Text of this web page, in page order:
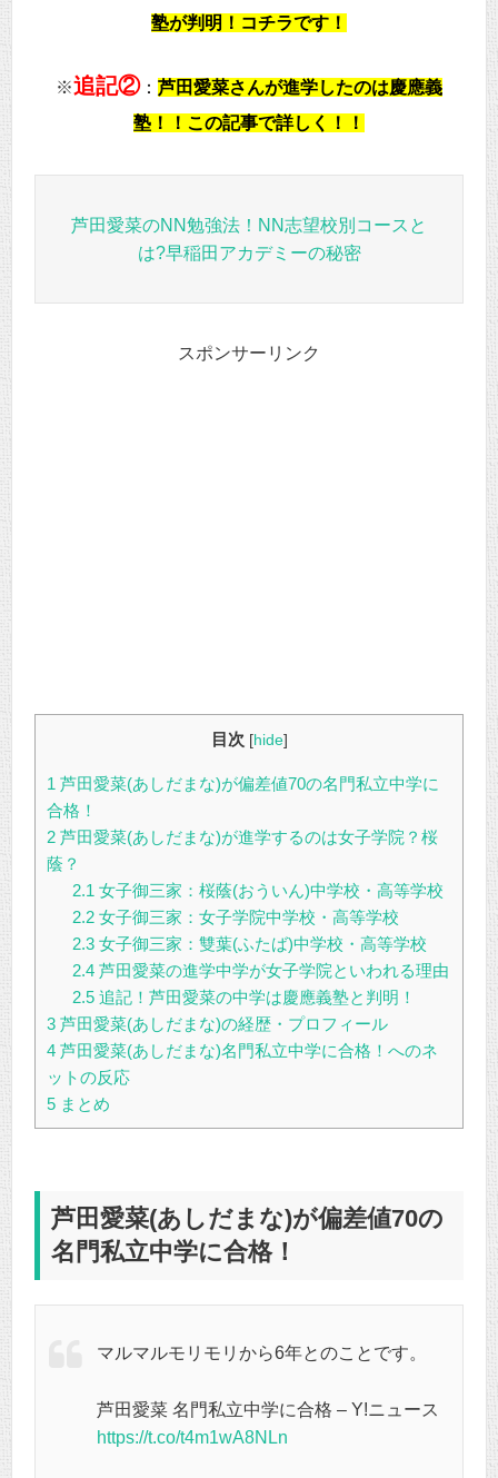
塾が判明！コチラです！
※追記②： 芦田愛菜さんが進学したのは慶應義
塾！！この記事で詳しく！！
芦田愛菜のNN勉強法！NN志望校別コースと
は?早稲田アカデミーの秘密
スポンサーリンク
目次 [hide]
1 芦田愛菜(あしだまな)が偏差値70の名門私立中学に
合格！
2 芦田愛菜(あしだまな)が進学するのは女子学院？桜
蔭？
2.1 女子御三家：桜蔭(おういん)中学校・高等学校
2.2女子御三家：女子学院中学校・高等学校
2.3女子御三家：雙葉(ふたば)中学校・高等学校
2.4芦田愛菜の進学中学が女子学院といわれる理由
2.5追記！芦田愛菜の中学は慶應義塾と判明！
3 芦田愛菜(あしだまな)の経歴・プロフィール
4 芦田愛菜(あしだまな)名門私立中学に合格！へのネ
ットの反応
5 まとめ
芦田愛菜(あしだまな)が偏差値70の
名門私立中学に合格！
マルマルモリモリから6年とのことです。
芦田愛菜 名門私立中学に合格 – Y!ニュース
https://t.co/t4m1wA8NLn